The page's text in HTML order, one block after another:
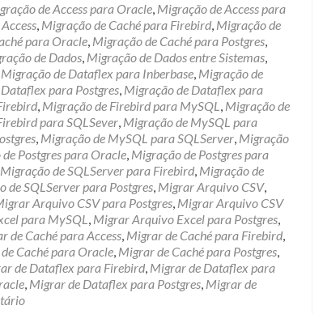
de Access para Oracle, Migração de Access para
, Migração de Caché para Firebird, Migração de
para Oracle, Migração de Caché para Postgres,
de Dados, Migração de Dados entre Sistemas,
Migração de Dataflex para Inberbase, Migração de
para Postgres, Migração de Dataflex para
, Migração de Firebird para MySQL, Migração de
para SQLSever, Migração de MySQL para
, Migração de MySQL para SQLServer, Migração
Postgres para Oracle, Migração de Postgres para
Migração de SQLServer para Firebird, Migração de
de SQLServer para Postgres, Migrar Arquivo CSV,
Arquivo CSV para Postgres, Migrar Arquivo CSV
para MySQL, Migrar Arquivo Excel para Postgres,
de Caché para Access, Migrar de Caché para Firebird,
Caché para Oracle, Migrar de Caché para Postgres,
de Dataflex para Firebird, Migrar de Dataflex para
, Migrar de Dataflex para Postgres, Migrar de